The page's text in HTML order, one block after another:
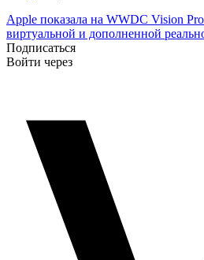
Apple показала на WWDC Vision
виртуальной и дополненной
Подписаться
Войти через